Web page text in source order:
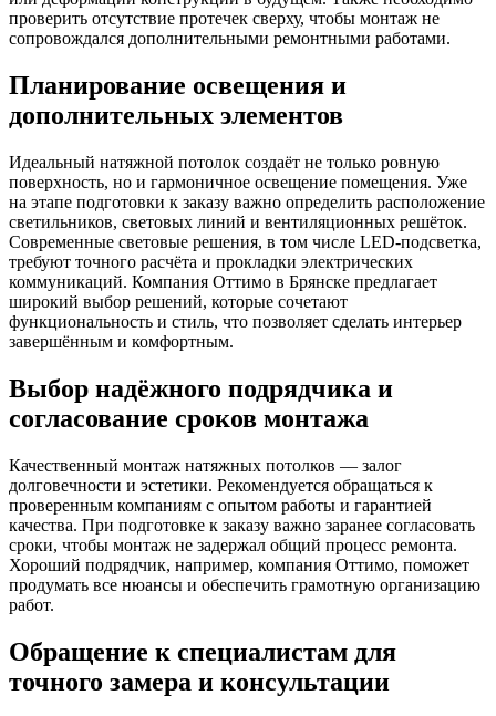
проверить отсутствие протечек сверху, чтобы монтаж не
сопровождался дополнительными ремонтными работами.
Планирование освещения и
дополнительных элементов
Идеальный натяжной потолок создаёт не только ровную
поверхность, но и гармоничное освещение помещения. Уже
на этапе подготовки к заказу важно определить расположение
светильников, световых линий и вентиляционных решёток.
Современные световые решения, в том числе LED-подсветка,
требуют точного расчёта и прокладки электрических
коммуникаций. Компания Оттимо в Брянске предлагает
широкий выбор решений, которые сочетают
функциональность и стиль, что позволяет сделать интерьер
завершённым и комфортным.
Выбор надёжного подрядчика и
согласование сроков монтажа
Качественный монтаж натяжных потолков — залог
долговечности и эстетики. Рекомендуется обращаться к
проверенным компаниям с опытом работы и гарантией
качества. При подготовке к заказу важно заранее согласовать
сроки, чтобы монтаж не задержал общий процесс ремонта.
Хороший подрядчик, например, компания Оттимо, поможет
продумать все нюансы и обеспечить грамотную организацию
работ.
Обращение к специалистам для
точного замера и консультации